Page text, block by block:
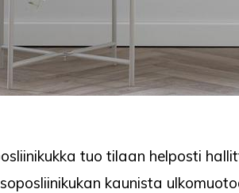
tuo tilaan helposti
kaunista